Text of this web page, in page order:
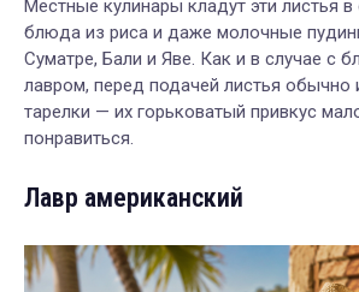
Местные кулинары кладут эти листья в
блюда из риса и даже молочные
Суматре, Бали и Яве. Как и в случае с
лавром, перед подачей листья обычно
тарелки — их горьковатый привкус
понравиться.
Лавр американский